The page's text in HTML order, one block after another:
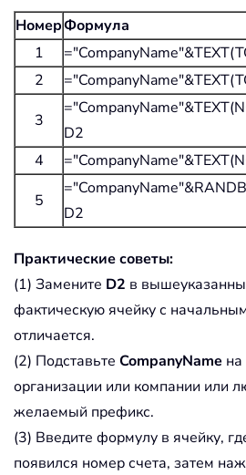
НомерФормула
1
2
3
D2
4
5
D2
Практические советы:
(1) Замените D2 в
фактическую ячейку с
отличается.
(2) Подставьте CompanyName
организации или компании или
желаемый префикс.
(3) Введите формулу в ячейку,
появился номер счета, затем